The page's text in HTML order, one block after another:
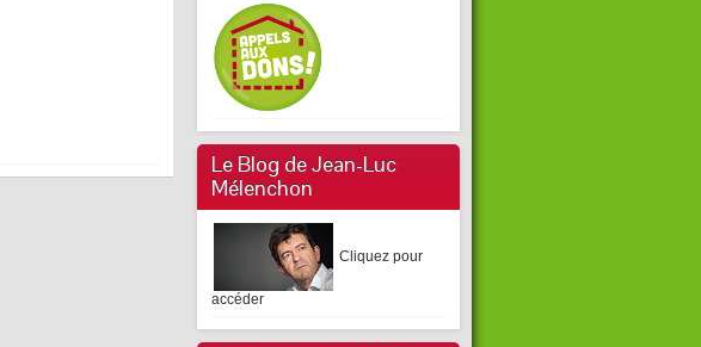
Le Blog de Jean-Luc
Mélenchon
Cliquez pour
accéder